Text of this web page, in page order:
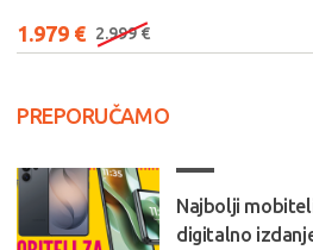
1.979 € 2.999 €
PREPORUČAMO
Najbolji
digitalno